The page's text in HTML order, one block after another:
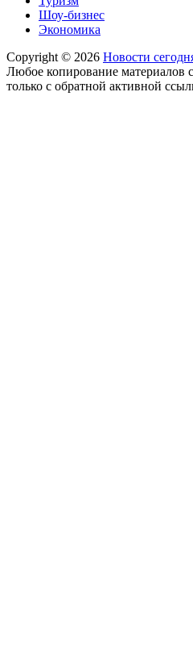
Шоу-бизнес
Экономика
Copyright © 2026 Новости
Любое копирование материалов
только с обратной активной